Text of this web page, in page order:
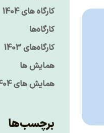
کارگاه های 1404
کارگاه‌ها
کارگاه‌های 1403
همایش ها
همایش های 1404
برچسب‌ها